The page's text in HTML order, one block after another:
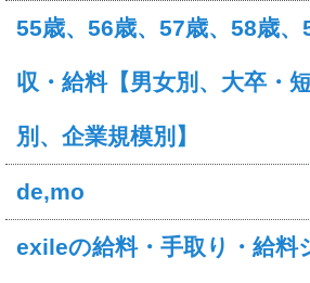
55歳、56歳、57歳、58歳
収・給料【男女別、大卒・
別、企業規模別】
de,mo
exileの給料・手取り・給料